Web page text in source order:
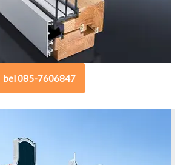
bel 085-7606847